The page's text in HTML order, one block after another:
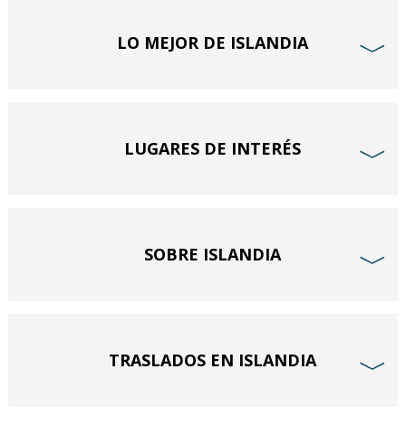
LO MEJOR DE ISLANDIA ﹀
LUGARES DE INTERÉS ﹀
SOBRE ISLANDIA ﹀
TRASLADOS EN ISLANDIA ﹀